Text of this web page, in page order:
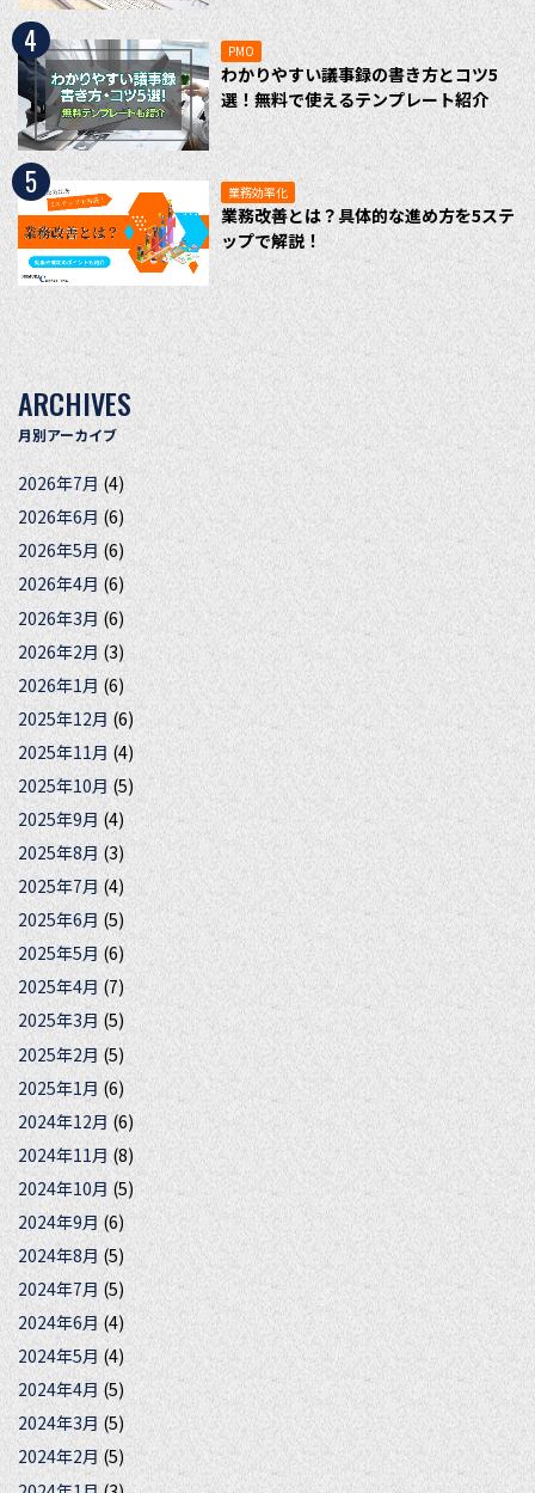
4 PMO
わかりやすい議事録の書き方とコツ5
選！無料で使えるテンプレート紹介
5 業務効率化
業務改善とは？具体的な進め方を5ステ
ップで解説！
ARCHIVES
月別アーカイブ
2026年7月(4)
2026年6月(6)
2026年5月(6)
2026年4月(6)
2026年3月(6)
2026年2月(3)
2026年1月 (6)
2025年12月 (6)
2025年11月 (4)
2025年10月(5)
2025年9月(4)
2025年8月 (3)
2025年7月 (4)
2025年6月 (5)
2025年5月(6)
2025年4月(7)
2025年3月(5)
2025年2月(5)
2025年1月(6)
2024年12月 (6)
2024年11月(8)
2024年10月 (5)
2024年9月(6)
2024年8月 (5)
2024年7月(5)
2024年6月(4)
2024年5月(4)
2024年4月(5)
2024年3月(5)
2024年2月(5)